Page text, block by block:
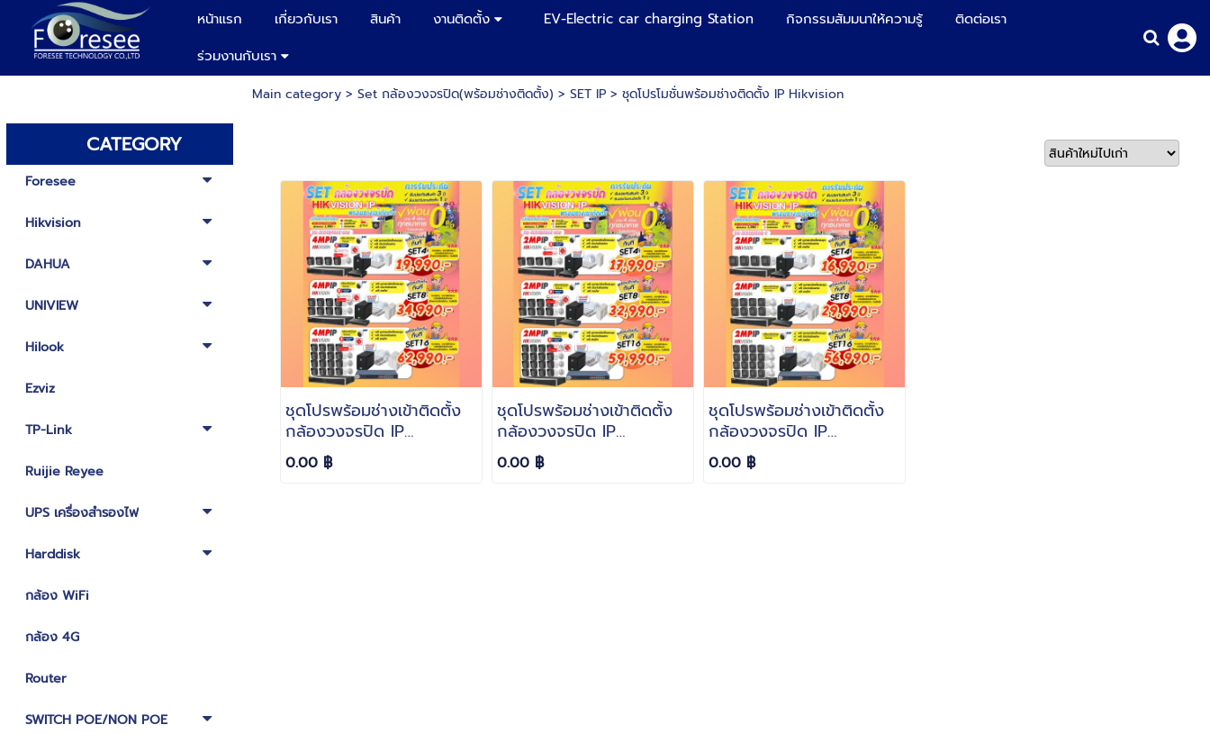
หน้าแรก เกี่ยวกับเรา สินค้า งานติดตั้ง EV-Electric car charging Station กิจกรรมสัมมนาให้ความรู้
ติดต่อเรา
ร่วมงานกับเรา
CATEGORY
Foresee
Hikvision
DAHUA
UNIVIEW
Hilook
Ezviz
TP-Link
Ruijie Reyee
UPS เครื่องสำรองไฟ
Harddisk
กล้อง WiFi
กล้อง 4G
Router
SWITCH POE/NON POE
Main category> Set กล้องวงจรปิด(พร้อมช่างติดตั้ง) > SET IP> ชุดโปรโมชั่นพร้อมช่างติดตั้ง IP Hikvision
ชุดโปรพร้อมช่างเข้าติดตั้ง
กล้องวงจรปิด IP
Hikvision 4MP ภาพสี
ColorVu Smart Hybrid
0.00 ฿
ชุดโปรพร้อมช่างเข้าติดตั้ง
กล้องวงจรปิด IP
Hikvision 2MP ภาพสี
ColorVu Smart Hybrid
0.00 ฿
ชุดโปรพร้อมช่างเข้าติดตั้ง
กล้องวงจรปิด IP
Hikvision 2MP ภาพสวย
คมชัด ทั้งกลางวันกลางคืน
0.00 ฿